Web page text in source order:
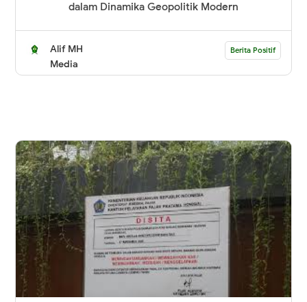
dalam Dinamika Geopolitik Modern
Alif MH
Media
Berita Positif